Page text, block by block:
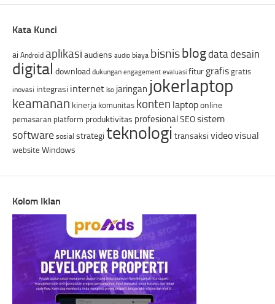
Kata Kunci
ai Android aplikasi audiens audio biaya bisnisblogdatadesain
digital download dukungan engagement evaluasi fitur grafis gratis
inovasi integrasi internet iso jaringan jokerlaptop
keamanan kinerja komunitas konten laptoponline
pemasaran platform produktivitas profesional SEOsistem
software sosial strategi teknologi transaksi videovisual
website Windows
Kolom Iklan